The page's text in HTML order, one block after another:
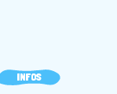
INFOS